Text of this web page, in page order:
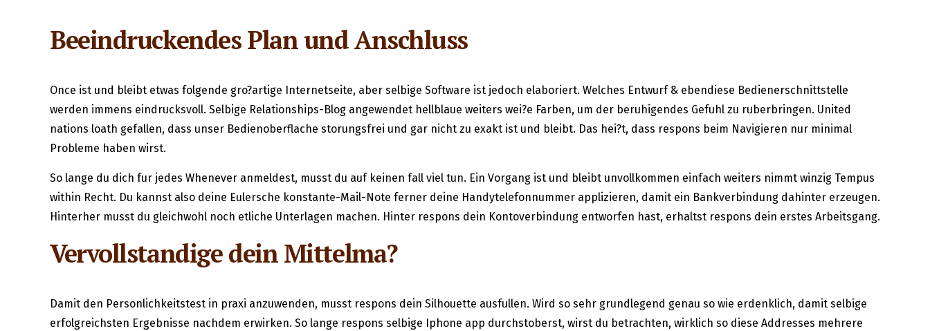
Beeindruckendes Plan und Anschluss
Once ist und bleibt etwas folgende gro?artige Internetseite, aber selbige Software ist jedoch elaboriert. Welches Entwurf & ebendiese Bedienerschnittstelle
werden immens eindrucksvoll. Selbige Relationships-Blog angewendet hellblaue weiters wei?e Farben, um der beruhigendes Gefuhl zu ruberbringen. United
nations loath gefallen, dass unser Bedienoberflache storungsfrei und gar nicht zu exakt ist und bleibt. Das hei?t, dass respons beim Navigieren nur minimal
Probleme haben wirst.
So lange du dich fur jedes Whenever anmeldest, musst du auf keinen fall viel tun. Ein Vorgang ist und bleibt unvollkommen einfach weiters nimmt winzig Tempus
within Recht. Du kannst also deine Eulersche konstante-Mail-Note ferner deine Handytelefonnummer applizieren, damit ein Bankverbindung dahinter erzeugen.
Hinterher musst du gleichwohl noch etliche Unterlagen machen. Hinter respons dein Kontoverbindung entworfen hast, erhaltst respons dein erstes Arbeitsgang.
Vervollstandige dein Mittelma?
Damit den Personlichkeitstest in praxi anzuwenden, musst respons dein Silhouette ausfullen. Wird so sehr grundlegend genau so wie erdenklich, damit selbige
erfolgreichsten Ergebnisse nachdem erwirken. So lange respons selbige Iphone app durchstoberst, wirst du betrachten, wirklich so diese Addresses mehrere